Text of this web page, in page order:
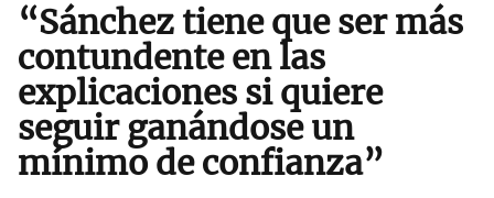
“Sánchez tiene que ser más
contundente en las
explicaciones si quiere
seguir ganándose un
mínimo de confianza”